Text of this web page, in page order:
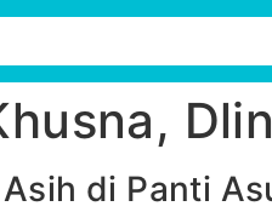
di Panti